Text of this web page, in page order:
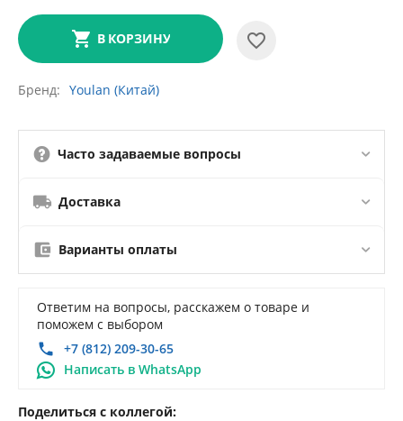
В КОРЗИНУ
Бренд Youlan (Китай)
Часто задаваемые вопросы
Доставка
Варианты оплаты
Ответим на вопросы, расскажем о товаре и
поможем с выбором
+7 (812) 209-30-65
Написать в WhatsApp
Поделиться с коллегой: